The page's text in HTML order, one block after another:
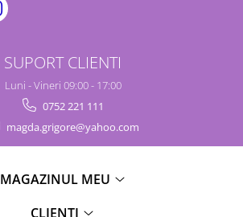
SUPORT CLIENTI
Luni - Vineri 09:00 - 17:00
0752 221 111
magda.grigore@yahoo.com
MAGAZINUL MEU
CLIENTI